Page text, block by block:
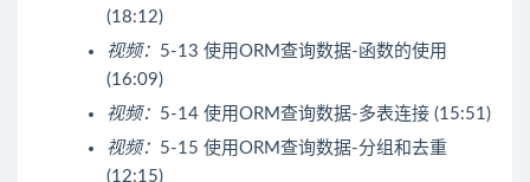
(18:12)
视频： 5-13 使用ORM查询数据-函数的使用
(16:09)
视频： 5-14 使用ORM查询数据-多表连接 (15:51)
视频： 5-15 使用ORM查询数据-分组和去重
(12:15)